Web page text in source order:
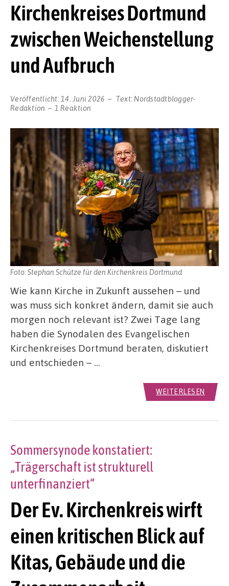
Kirchenkreises Dortmund
zwischen Weichenstellung
und Aufbruch
Veröffentlicht: 14. Juni 2026 Text: Nordstadtblogger-
Redaktion
1 Reaktion
Foto: Stephan Schütze für den Kirchenkreis Dortmund
Wie kann Kirche in Zukunft aussehen – und
was muss sich konkret ändern, damit sie auch
morgen noch relevant ist? Zwei Tage lang
haben die Synodalen des Evangelischen
Kirchenkreises Dortmund beraten, diskutiert
und entschieden – …
WEITERLESEN
Der Ev. Kirchenkreis wirft
einen kritischen Blick auf
Kitas, Gebäude und die
Sommersynode konstatiert:
„Trägerschaft ist strukturell
unterfinanziert“